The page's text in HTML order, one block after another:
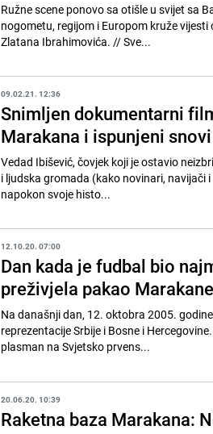
Ružne scene ponovo sa otišle u svijet sa
nogometu, regijom i Europom kruže
Zlatana Ibrahimovića. // Sve...
09.02.21. 12:36
Snimljen dokumentarni
Marakana i ispunjeni snovi
Vedad Ibišević, čovjek koji je ostavio
i ljudska gromada (kako novinari,
napokon svoje histo...
12.10.20. 07:00
Dan kada je fudbal bio
preživjela pakao Marakane
Na današnji dan, 12. oktobra 2005.
reprezentacije Srbije i Bosne i
plasman na Svjetsko prvens...
20.06.20. 10:39
Raketna baza Marakana: